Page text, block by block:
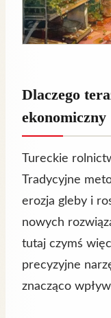
Dlaczego
ekonomiczny
Tureckie
Tradycyjne
erozja gleby i
nowych
tutaj czymś
precyzyjne
znacząco